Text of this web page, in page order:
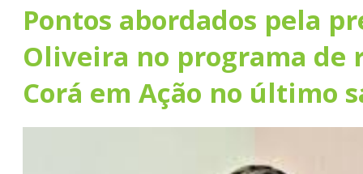
Pontos abordados pela
Oliveira no programa de
Corá em Ação no último